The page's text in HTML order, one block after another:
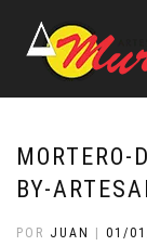
BY-
POR JUAN 01/